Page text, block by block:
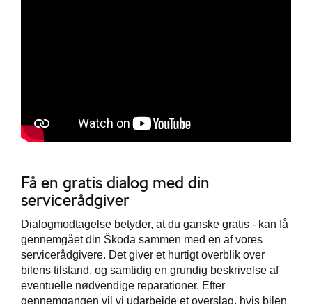
Få en gratis dialog med din
servicerådgiver
Dialogmodtagelse betyder, at du ganske gratis - kan få
gennemgået din Škoda sammen med en af vores
servicerådgivere. Det giver et hurtigt overblik over
bilens tilstand, og samtidig en grundig beskrivelse af
eventuelle nødvendige reparationer. Efter
gennemgangen vil vi udarbejde et overslag, hvis bilen